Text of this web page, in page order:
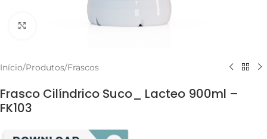
Clique para ampliar
Início/Produtos/Frascos
Frasco Cilíndrico Suco_ Lacteo 900ml –
FK103